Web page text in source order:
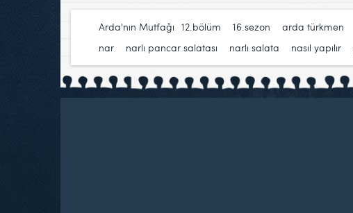
Arda'nın Mutfağı 12.bölüm 16.sezon arda türkmen
nar
narlı pancar salatası narlı salata nasıl yapılır